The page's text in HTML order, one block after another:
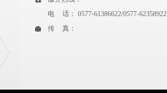
电 话： 0577-61386622/0577-62358922
传 真：